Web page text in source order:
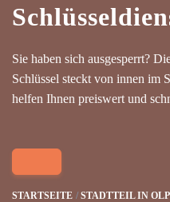
Sie haben sich ausgesperrt?
Schlüssel steckt von innen im
helfen Ihnen preiswert und
STARTSEITE STADTTEIL IN